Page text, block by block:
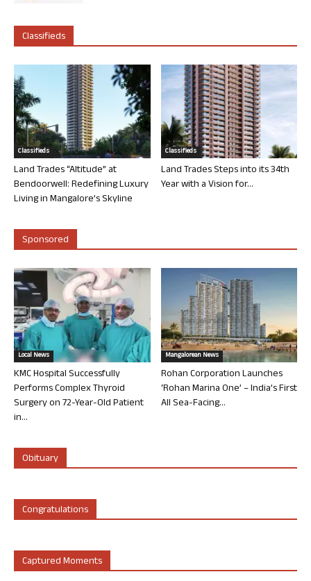
Classifieds
Classifieds
Land Trades “Altitude” at
Bendoorwell: Redefining Luxury
Living in Mangalore’s Skyline
Classifieds
Land Trades Steps into its 34th
Year with a Vision for...
Sponsored
Local News
KMC Hospital Successfully
Performs Complex Thyroid
Surgery on 72-Year-Old Patient
in...
Mangalorean News
Rohan Corporation Launches
‘Rohan Marina One’ – India’s First
All Sea-Facing...
Obituary
Congratulations
Captured Moments